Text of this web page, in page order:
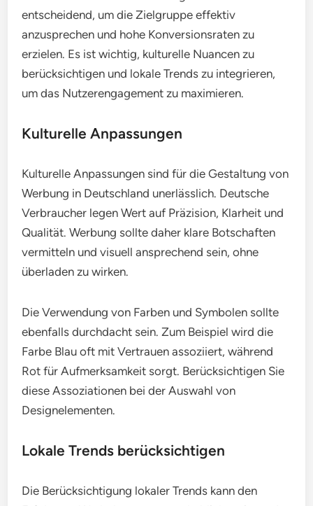
entscheidend, um die Zielgruppe effektiv
anzusprechen und hohe Konversionsraten zu
erzielen. Es ist wichtig, kulturelle Nuancen zu
berücksichtigen und lokale Trends zu integrieren,
um das Nutzerengagement zu maximieren.
Kulturelle Anpassungen
Kulturelle Anpassungen sind für die Gestaltung von
Werbung in Deutschland unerlässlich. Deutsche
Verbraucher legen Wert auf Präzision, Klarheit und
Qualität. Werbung sollte daher klare Botschaften
vermitteln und visuell ansprechend sein, ohne
überladen zu wirken.
Die Verwendung von Farben und Symbolen sollte
ebenfalls durchdacht sein. Zum Beispiel wird die
Farbe Blau oft mit Vertrauen assoziiert, während
Rot für Aufmerksamkeit sorgt. Berücksichtigen Sie
diese Assoziationen bei der Auswahl von
Designelementen.
Lokale Trends berücksichtigen
Die Berücksichtigung lokaler Trends kann den